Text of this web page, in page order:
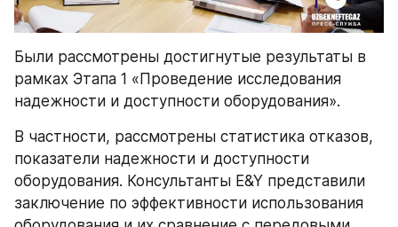
Были рассмотрены достигнутые результаты в
рамках Этапа 1 «Проведение исследования
надежности и доступности оборудования».
В частности, рассмотрены статистика отказов,
показатели надежности и доступности
оборудования. Консультанты E&Y представили
заключение по эффективности использования